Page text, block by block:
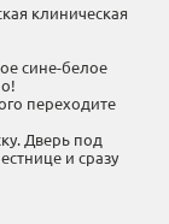
клиническая
сине-белое
переходите
Дверь под
и сразу